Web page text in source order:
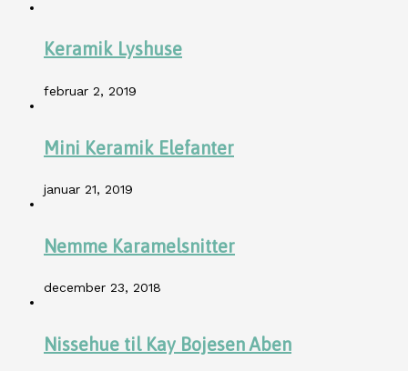
Keramik Lyshuse
februar 2, 2019
Mini Keramik Elefanter
januar 21, 2019
Nemme Karamelsnitter
december 23, 2018
Nissehue til Kay Bojesen Aben